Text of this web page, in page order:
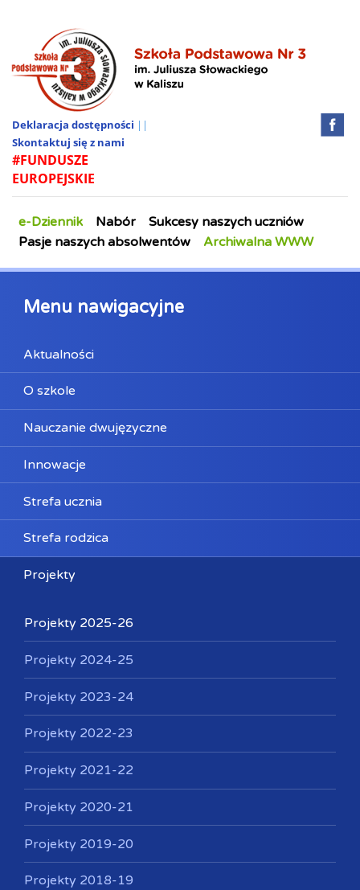
Deklaracja dostępności ||
Skontaktuj się z nami
#FUNDUSZE
EUROPEJSKIE
e-Dziennik Nabór
Sukcesy naszych uczniów
Pasje naszych absolwentów
Archiwalna WWW
Menu nawigacyjne
Aktualności
O szkole
Nauczanie dwujęzyczne
Innowacje
Strefa ucznia
Strefa rodzica
Projekty
Projekty 2025-26
Projekty 2024-25
Projekty 2023-24
Projekty 2022-23
Projekty 2021-22
Projekty 2020-21
Projekty 2019-20
Projekty 2018-19